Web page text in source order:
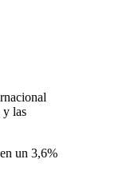
y las
un 3,6%